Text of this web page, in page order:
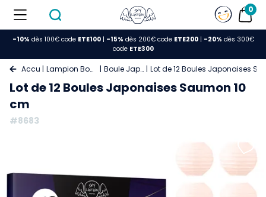
0
-10% dès 100€ code ETE100| -15% dès 200€ code ETE200| -20% dès 300€
code ETE300
Accueil Lampion Boule Papier Boule Japonaise Lot de 12 Boules Japonaises
Lot de 12 Boules Japonaises Saumon 10
cm
#8683